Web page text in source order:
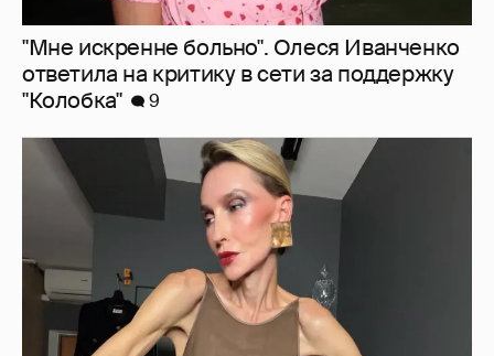
"Люблю своё тело". 52-летняя Наталья
Максимова показала фигуру в "голых"